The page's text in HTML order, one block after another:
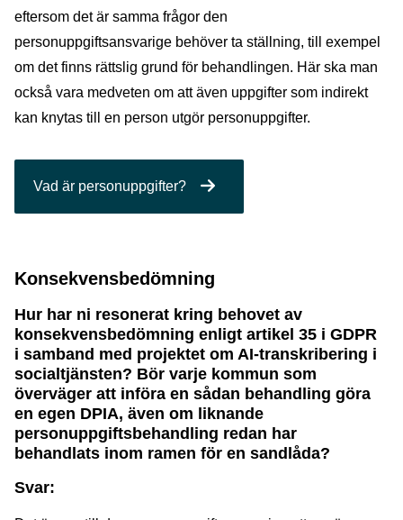
eftersom det är samma frågor den
personuppgiftsansvarige behöver ta ställning, till exempel
om det finns rättslig grund för behandlingen. Här ska man
också vara medveten om att även uppgifter som indirekt
kan knytas till en person utgör personuppgifter.
Vad är personuppgifter?
Konsekvensbedömning
Hur har ni resonerat kring behovet av
konsekvensbedömning enligt artikel 35 i GDPR
i samband med projektet om AI-transkribering i
socialtjänsten? Bör varje kommun som
överväger att införa en sådan behandling göra
en egen DPIA, även om liknande
personuppgiftsbehandling redan har
behandlats inom ramen för en sandlåda?
Svar: